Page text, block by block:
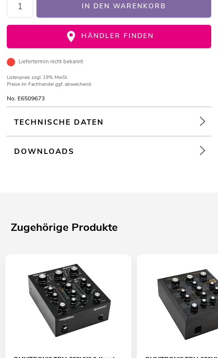
IN DEN WARENKORB
HÄNDLER FINDEN
Liefertermin nicht bekannt
Listenpreis zzgl. 19% MwSt.
Preise im Fachhandel ggf. abweichend.
No. E6509673
TECHNISCHE DATEN
DOWNLOADS
Zugehörige Produkte